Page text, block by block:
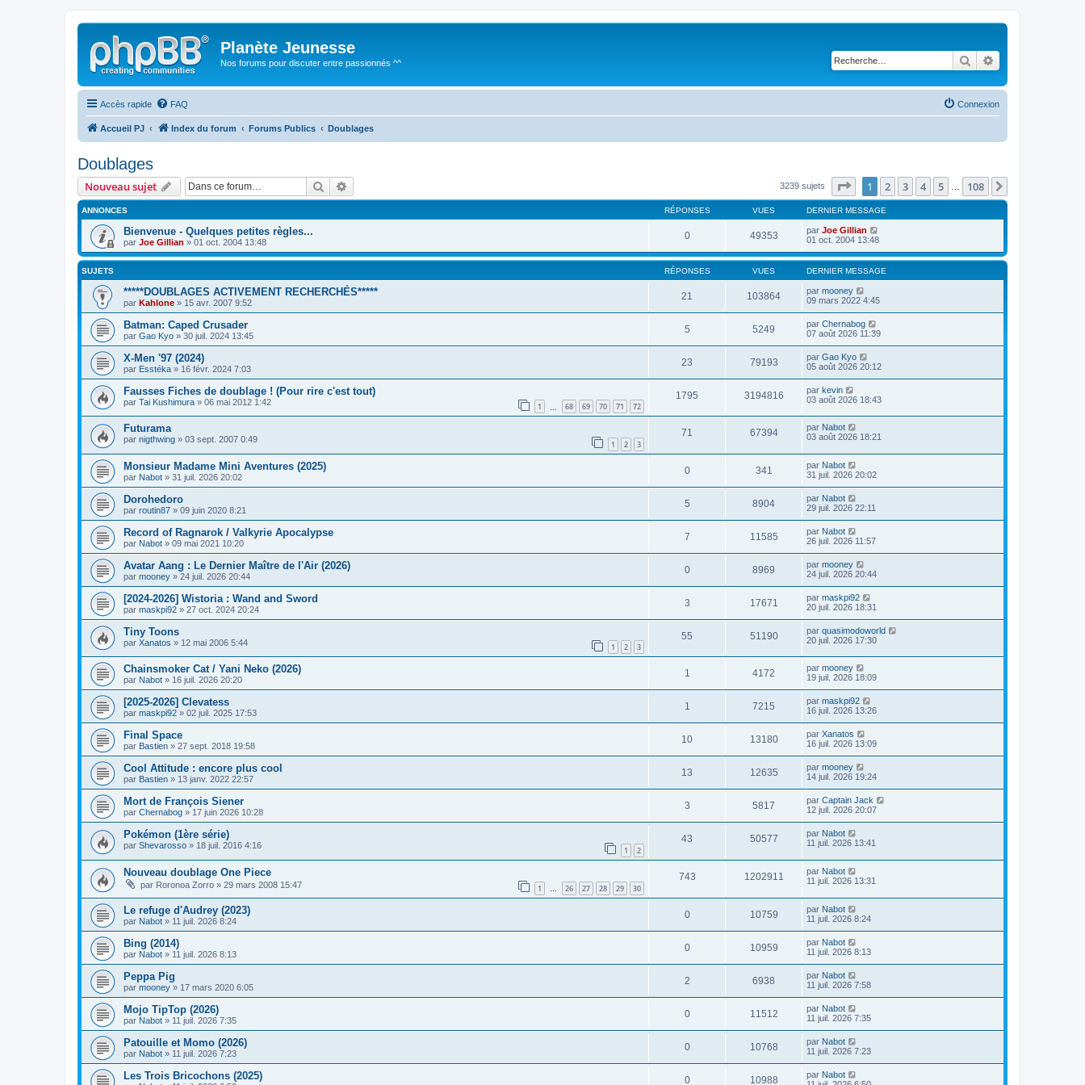
Planète Jeunesse
Nos forums pour discuter entre passionnés ^^ Rechercher
Accès rapide FAQ Connexion
Accueil PJ Index du forum Forums Publics Doublages
Doublages
Nouveau sujet Rechercher 3239 sujets Page sur108
1 2 3 4 5 108
ANNONCES RÉPONSES VUES DERNIER MESSAGE
Bienvenue - Quelques petites règles...
par Joe Gillian » 01 oct. 2004 13:48
0 49353 par Joe Gillian
01 oct. 2004 13:48
SUJETS RÉPONSES VUES DERNIER MESSAGE
*****DOUBLAGES ACTIVEMENT RECHERCHÉS*****
par Kahlone » 15 avr. 2007 9:52
21 103864 par mooney
09 mars 2022 4:45
Batman: Caped Crusader
par Gao Kyo » 30 juil. 2024 13:45
5 5249 par Chernabog
07 août 2026 11:39
X-Men '97 (2024)
par Esstéka » 16 févr. 2024 7:03
23 79193 par Gao Kyo
05 août 2026 20:12
Fausses Fiches de doublage ! (Pour rire c'est tout)
par Tai Kushimura » 06 mai 2012 1:42 1 68 69 70 71 72
1795 3194816 par kevin
03 août 2026 18:43
Futurama
par nigthwing » 03 sept. 2007 0:49 1 2 3
71 67394 par Nabot
03 août 2026 18:21
Monsieur Madame Mini Aventures (2025)
par Nabot » 31 juil. 2026 20:02
0 341 par Nabot
31 juil. 2026 20:02
Dorohedoro
par routin87 » 09 juin 2020 8:21
5 8904 par Nabot
29 juil. 2026 22:11
Record of Ragnarok / Valkyrie Apocalypse
par Nabot » 09 mai 2021 10:20
7 11585 par Nabot
26 juil. 2026 11:57
Avatar Aang : Le Dernier Maître de l'Air (2026)
par mooney » 24 juil. 2026 20:44
0 8969 par mooney
24 juil. 2026 20:44
[2024-2026] Wistoria : Wand and Sword
par maskpi92 » 27 oct. 2024 20:24
3 17671 par maskpi92
20 juil. 2026 18:31
Tiny Toons
par Xanatos » 12 mai 2006 5:44 1 2 3
55 51190 par quasimodoworld
20 juil. 2026 17:30
Chainsmoker Cat / Yani Neko (2026)
par Nabot » 16 juil. 2026 20:20
1 4172 par mooney
19 juil. 2026 18:09
[2025-2026] Clevatess
par maskpi92 » 02 juil. 2025 17:53
1 7215 par maskpi92
16 juil. 2026 13:26
Final Space
par Bastien » 27 sept. 2018 19:58
10 13180 par Xanatos
16 juil. 2026 13:09
Cool Attitude : encore plus cool
par Bastien » 13 janv. 2022 22:57
13 12635 par mooney
14 juil. 2026 19:24
Mort de François Siener
par Chernabog » 17 juin 2026 10:28
3 5817 par Captain Jack
12 juil. 2026 20:07
Pokémon (1ère série)
par Shevarosso » 18 juil. 2016 4:16 1 2
43 50577 par Nabot
11 juil. 2026 13:41
Nouveau doublage One Piece
par Roronoa Zorro » 29 mars 2008 15:47 1 … 26 27 28 29 30
743 1202911 par Nabot
11 juil. 2026 13:31
Le refuge d'Audrey (2023)
par Nabot » 11 juil. 2026 8:24
0 10759 par Nabot
11 juil. 2026 8:24
Bing (2014)
par Nabot » 11 juil. 2026 8:13
0 10959 par Nabot
11 juil. 2026 8:13
Peppa Pig
par mooney » 17 mars 2020 6:05
2 6938 par Nabot
11 juil. 2026 7:58
Mojo TipTop (2026)
par Nabot » 11 juil. 2026 7:35
0 11512 par Nabot
11 juil. 2026 7:35
Patouille et Momo (2026)
par Nabot » 11 juil. 2026 7:23
0 10768 par Nabot
11 juil. 2026 7:23
Les Trois Bricochons (2025) 0 10988 par Nabot